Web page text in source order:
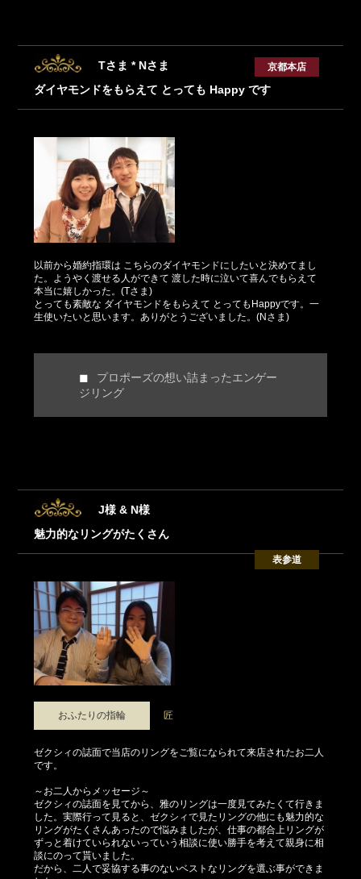
Tさま * Nさま
ダイヤモンドをもらえて とっても Happy です
京都本店
以前から婚約指環は こちらのダイヤモンドにしたいと決めてまし
た。ようやく渡せる人ができて 渡した時に泣いて喜んでもらえて
本当に嬉しかった。(Tさま)
とっても素敵な ダイヤモンドをもらえて とってもHappyです。一
生使いたいと思います。ありがとうございました。(Nさま)
プロポーズの想い詰まったエンゲー
ジリング
J様 & N様
魅力的なリングがたくさん
表参道
おふたりの指輪 匠
ゼクシィの誌面で当店のリングをご覧になられて来店されたお二人
です。
～お二人からメッセージ～
ゼクシィの誌面を見てから、雅のリングは一度見てみたくて行きま
した。実際行って見ると、ゼクシィで見たリングの他にも魅力的な
リングがたくさんあったので悩みましたが、仕事の都合上リングが
ずっと着けていられないっていう相談に使い勝手を考えて親身に相
談にのって貰いました。
だから、二人で妥協する事のないベストなリングを選ぶ事ができま